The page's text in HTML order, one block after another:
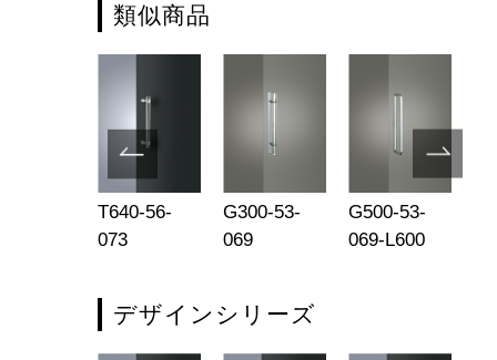
類似商品
T640-56-
073
G300-53-
069
G500-53-
069-L600
デザインシリーズ